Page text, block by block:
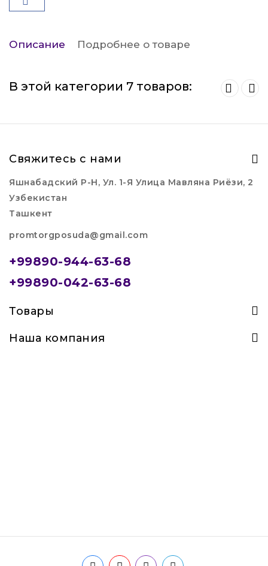
Описание Подробнее о товаре
В этой категории 7 товаров:
Свяжитесь с нами
Яшнабадский Р-Н, Ул. 1-Я Улица Мавляна Риёзи, 2
Узбекистан
Ташкент
promtorgposuda@gmail.com
+99890-944-63-68
+99890-042-63-68
Товары
Наша компания